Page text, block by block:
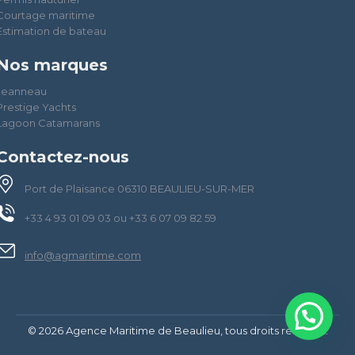
maritime
de bateau
marques
Yachts
Catamarans
nous
Port de Plaisance 06310 BEAULIEU-SUR-MER
+33 4 93 01 09 03 ou +33 6 07 09 82 59
info@agmaritime.com
© 2026 Agence Maritime de Beaulieu, tous droits réservés.